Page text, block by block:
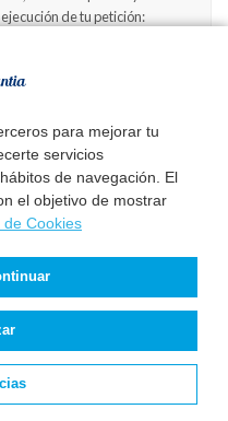
para mejorar tu
servicios
de navegación. El
el objetivo de mostrar
de Cookies
de tu petición:
en la legislación
de próximas
.
para recibir respuesta a mi